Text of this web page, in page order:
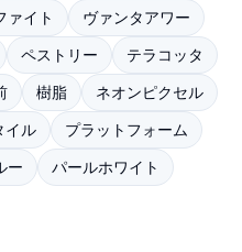
ァイト
ヴァンタアワー
ペストリー
テラコッタ
樹脂
ネオンピクセル
イル
プラットフォーム
ー
パールホワイト